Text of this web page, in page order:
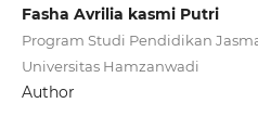
Fasha Avrilia kasmi Putri
Program Studi Pendidikan
Universitas Hamzanwadi
Author